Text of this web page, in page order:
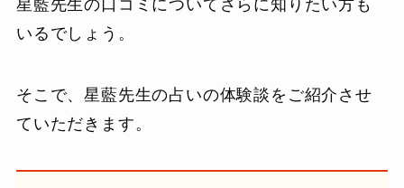
星藍先生の口コミについてさらに知りたい方も
いるでしょう。
そこで、星藍先生の占いの体験談をご紹介させ
ていただきます。